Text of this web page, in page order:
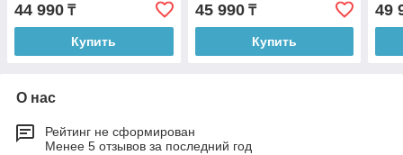
44 990 ₸
Купить
45 990₸
Купить
49
О нас
Рейтинг не сформирован
Менее 5 отзывов за последний год